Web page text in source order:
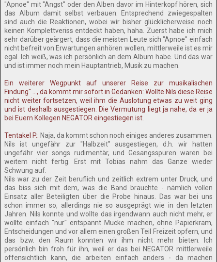
"Apnoe" mit "Angst" oder den Alben davor im Hinterkopf hören, sich
das Album damit selbst verbauen. Entsprechend zwiegespalten
sind auch die Reaktionen, wobei wir bisher glücklicherweise noch
keinen Komplettveriss entdeckt haben, haha. Zuerst habe ich mich
sehr darüber geärgert, dass die meisten Leute sich "Apnoe" einfach
nicht befreit von Erwartungen anhören wollen, mittlerweile ist es mir
egal. Ich weiß, was ich persönlich an dem Album habe. Und das war
und ist immer noch mein Hauptantrieb, Musik zu machen.
Ein weiterer Wegpunkt auf unserer Reise zur musikalischen
Findung" ..., da kommt mir sofort in Gedanken: Wollte Nils diese Reise
nicht weiter fortsetzen, weil ihm die Auslotung etwas zu weit ging
und ist deshalb ausgestiegen. Die Vermutung liegt ja nahe, da er ja
bei Euern Kollegen NEGATOR eingestiegen ist.
Tentakel P.: Naja, da kommt schon noch einiges anderes zusammen.
Nils ist ungefähr zur "Halbzeit" ausgestiegen, d.h. wir hatten
ungefähr vier songs rudimentär, und Gesangsspuren waren bei
weitem nicht fertig. Erst mit Tobias nahm das Ganze wieder
Schwung auf.
Nils war zu der Zeit beruflich und zeitlich extrem unter Druck, und
das biss sich mit dem, was die Band brauchte - nämlich vollen
Einsatz aller Beteiligten über die Probe hinaus. Das war bei uns
schon immer so, allerdings nie so ausgeprägt wie in den letzten
Jahren. Nils konnte und wollte das irgendwann auch nicht mehr, er
wollte einfach "nur" entspannt Mucke machen, ohne Papierkram,
Entscheidungen und vor allem einen großen Teil Freizeit opfern, und
das bzw. den Raum konnten wir ihm nicht mehr bieten. Ich
persönlich bin froh für ihn, weil er das bei NEGATOR mittlerweile
offensichtlich kann, die arbeiten einfach anders - da machen